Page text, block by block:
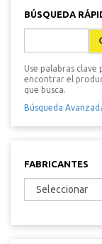
BÚSQUEDA
Use palabras clave
encontrar el
que busca.
Búsqueda
FABRICANTES